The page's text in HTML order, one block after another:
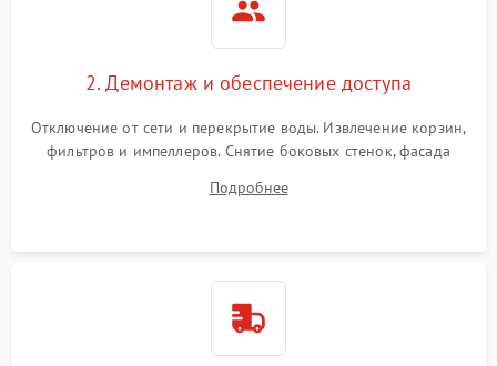
2. Демонтаж и обеспечение доступа
Отключение от сети и перекрытие воды. Извлечение корзин,
фильтров и импеллеров. Снятие боковых стенок, фасада
циркуляционному насосу, ТЭНу и сливной помпе.
Подробнее